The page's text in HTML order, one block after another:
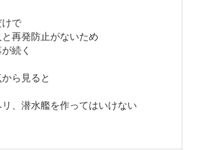
で
再発防止がないため
続く
ら見ると
、潜水艦を作ってはいけない